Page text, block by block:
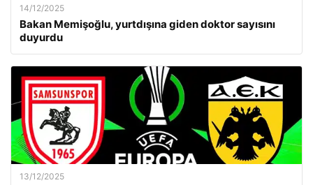
14/12/2025
Bakan Memişoğlu, yurtdışına giden doktor sayısını
duyurdu
13/12/2025